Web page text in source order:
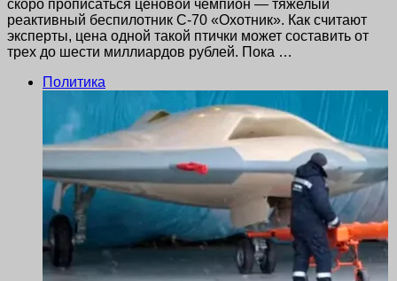
скоро прописаться ценовой чемпион — тяжелый
реактивный беспилотник С-70 «Охотник». Как считают
эксперты, цена одной такой птички может составить от
трех до шести миллиардов рублей. Пока …
Политика